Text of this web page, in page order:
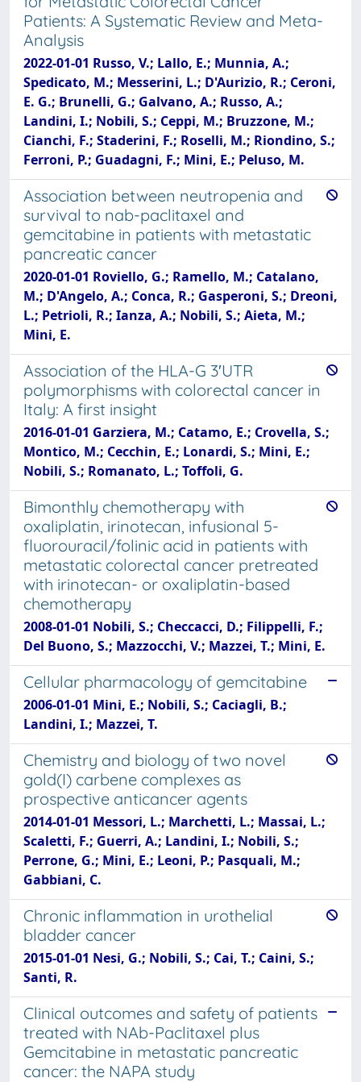
Patients: A Systematic Review and Meta-
Analysis
2022-01-01 Russo, V.; Lallo, E.; Munnia, A.;
Spedicato, M.; Messerini, L.; D'Aurizio, R.; Ceroni,
E. G.; Brunelli, G.; Galvano, A.; Russo, A.;
Landini, I.; Nobili, S.; Ceppi, M.; Bruzzone, M.;
Cianchi, F.; Staderini, F.; Roselli, M.; Riondino, S.;
Ferroni, P.; Guadagni, F.; Mini, E.; Peluso, M.
Association between neutropenia and
survival to nab-paclitaxel and
gemcitabine in patients with metastatic
pancreatic cancer
2020-01-01 Roviello, G.; Ramello, M.; Catalano,
M.; D'Angelo, A.; Conca, R.; Gasperoni, S.; Dreoni,
L.; Petrioli, R.; Ianza, A.; Nobili, S.; Aieta, M.;
Mini, E.
Association of the HLA-G 3′UTR
polymorphisms with colorectal cancer in
Italy: A first insight
2016-01-01 Garziera, M.; Catamo, E.; Crovella, S.;
Montico, M.; Cecchin, E.; Lonardi, S.; Mini, E.;
Nobili, S.; Romanato, L.; Toffoli, G.
Bimonthly chemotherapy with
oxaliplatin, irinotecan, infusional 5-
fluorouracil/folinic acid in patients with
metastatic colorectal cancer pretreated
with irinotecan- or oxaliplatin-based
chemotherapy
2008-01-01 Nobili, S.; Checcacci, D.; Filippelli, F.;
Del Buono, S.; Mazzocchi, V.; Mazzei, T.; Mini, E.
Cellular pharmacology of gemcitabine
2006-01-01 Mini, E.; Nobili, S.; Caciagli, B.;
Landini, I.; Mazzei, T.
Chemistry and biology of two novel
gold(I) carbene complexes as
prospective anticancer agents
2014-01-01 Messori, L.; Marchetti, L.; Massai, L.;
Scaletti, F.; Guerri, A.; Landini, I.; Nobili, S.;
Perrone, G.; Mini, E.; Leoni, P.; Pasquali, M.;
Gabbiani, C.
Chronic inflammation in urothelial
bladder cancer
2015-01-01 Nesi, G.; Nobili, S.; Cai, T.; Caini, S.;
Santi, R.
Clinical outcomes and safety of patients
treated with NAb-Paclitaxel plus
Gemcitabine in metastatic pancreatic
cancer: the NAPA study